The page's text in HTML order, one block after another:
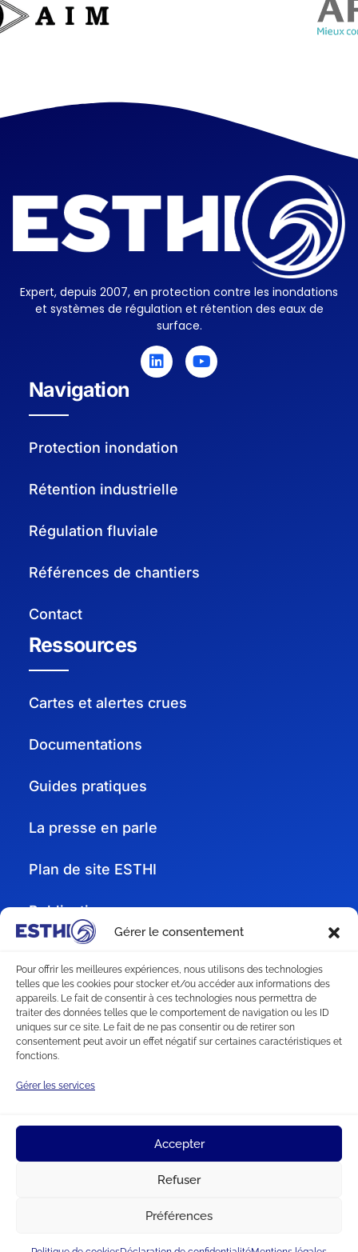
Gérer le consentement
Pour offrir les meilleures expériences, nous utilisons des technologies
telles que les cookies pour stocker et/ou accéder aux informations des
appareils. Le fait de consentir à ces technologies nous permettra de
traiter des données telles que le comportement de navigation ou les ID
uniques sur ce site. Le fait de ne pas consentir ou de retirer son
consentement peut avoir un effet négatif sur certaines caractéristiques et
fonctions.
Gérer les services
Accepter
Refuser
Préférences
Esthi
Protection inondation, barriere anti inondation anti crue , batardeau anti inondation
Expert, depuis 2007, en protection contre les inondations
et systèmes de régulation et rétention des eaux de
surface.
Navigation
Protection inondation
Rétention industrielle
Régulation fluviale
Références de chantiers
Contact
Ressources
Cartes et alertes crues
Documentations
Guides pratiques
La presse en parle
Plan de site ESTHI
Publications
Subventions
Télécharger le catalogue
RGPD
Mentions légales
Déclaration de confidentialité
Politique de cookies